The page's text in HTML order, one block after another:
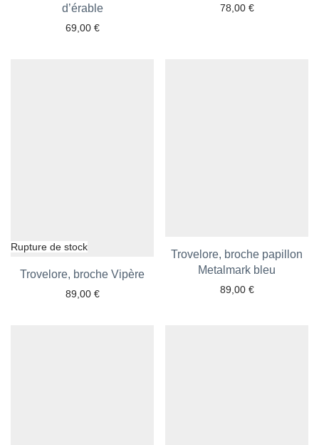
d’érable
69,00 €
Ajouter aux favoris 78,00 €
Trovelore, broche Vipère
89,00 €
Ajouter aux favoris
Trovelore, broche papillon
Metalmark bleu
89,00 €
Ajouter aux favoris